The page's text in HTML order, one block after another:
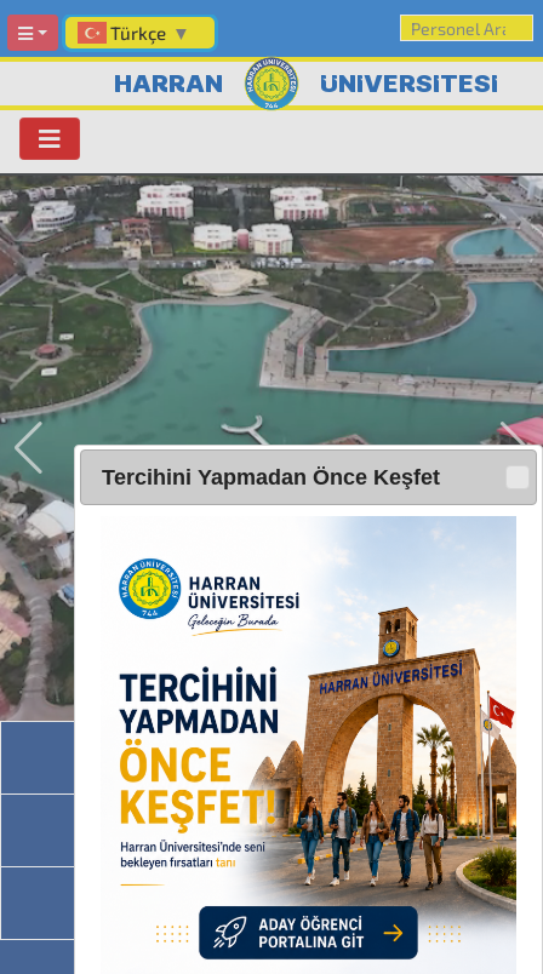
Türkçe ▼
HARRAN ÜNİVERSİTESİ
Akademik Birimler
İdari Birimler
Programlarımız
Tercihini Yapmadan Önce Keşfet